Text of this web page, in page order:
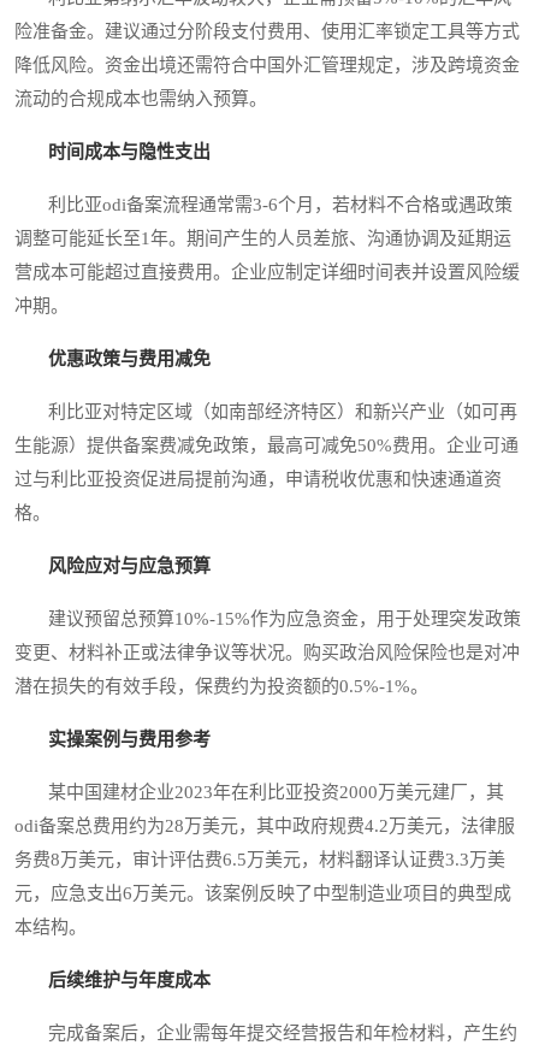
险准备金。建议通过分阶段支付费用、使用汇率锁定工具等方式
降低风险。资金出境还需符合中国外汇管理规定，涉及跨境资金
流动的合规成本也需纳入预算。
时间成本与隐性支出
利比亚odi备案流程通常需3-6个月，若材料不合格或遇政策
调整可能延长至1年。期间产生的人员差旅、沟通协调及延期运
营成本可能超过直接费用。企业应制定详细时间表并设置风险缓
冲期。
优惠政策与费用减免
利比亚对特定区域（如南部经济特区）和新兴产业（如可再
生能源）提供备案费减免政策，最高可减免50%费用。企业可通
过与利比亚投资促进局提前沟通，申请税收优惠和快速通道资
格。
风险应对与应急预算
建议预留总预算10%-15%作为应急资金，用于处理突发政策
变更、材料补正或法律争议等状况。购买政治风险保险也是对冲
潜在损失的有效手段，保费约为投资额的0.5%-1%。
实操案例与费用参考
某中国建材企业2023年在利比亚投资2000万美元建厂，其
odi备案总费用约为28万美元，其中政府规费4.2万美元，法律服
务费8万美元，审计评估费6.5万美元，材料翻译认证费3.3万美
元，应急支出6万美元。该案例反映了中型制造业项目的典型成
本结构。
后续维护与年度成本
完成备案后，企业需每年提交经营报告和年检材料，产生约